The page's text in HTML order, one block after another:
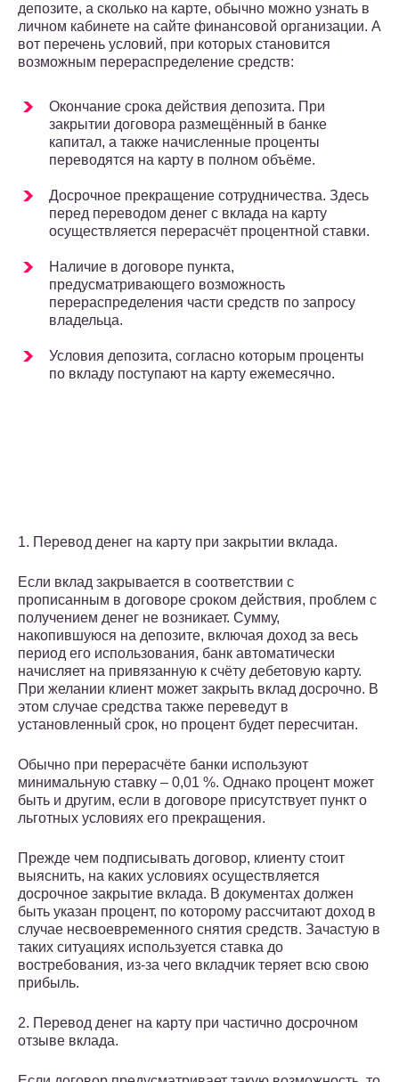
депозите, а сколько на карте, обычно можно узнать в
личном кабинете на сайте финансовой организации. А
вот перечень условий, при которых становится
возможным перераспределение средств:
Окончание срока действия депозита. При
закрытии договора размещённый в банке
капитал, а также начисленные проценты
переводятся на карту в полном объёме.
Досрочное прекращение сотрудничества. Здесь
перед переводом денег с вклада на карту
осуществляется перерасчёт процентной ставки.
Наличие в договоре пункта,
предусматривающего возможность
перераспределения части средств по запросу
владельца.
Условия депозита, согласно которым проценты
по вкладу поступают на карту ежемесячно.
1. Перевод денег на карту при закрытии вклада.
Если вклад закрывается в соответствии с
прописанным в договоре сроком действия, проблем с
получением денег не возникает. Сумму,
накопившуюся на депозите, включая доход за весь
период его использования, банк автоматически
начисляет на привязанную к счёту дебетовую карту.
При желании клиент может закрыть вклад досрочно. В
этом случае средства также переведут в
установленный срок, но процент будет пересчитан.
Обычно при перерасчёте банки используют
минимальную ставку – 0,01 %. Однако процент может
быть и другим, если в договоре присутствует пункт о
льготных условиях его прекращения.
Прежде чем подписывать договор, клиенту стоит
выяснить, на каких условиях осуществляется
досрочное закрытие вклада. В документах должен
быть указан процент, по которому рассчитают доход в
случае несвоевременного снятия средств. Зачастую в
таких ситуациях используется ставка до
востребования, из-за чего вкладчик теряет всю свою
прибыль.
2. Перевод денег на карту при частично досрочном
отзыве вклада.